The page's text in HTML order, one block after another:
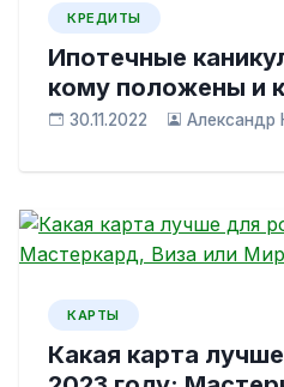
КРЕДИТЫ
Ипотечные
кому положены и
30.11.2022 Александр
КАРТЫ
Какая карта